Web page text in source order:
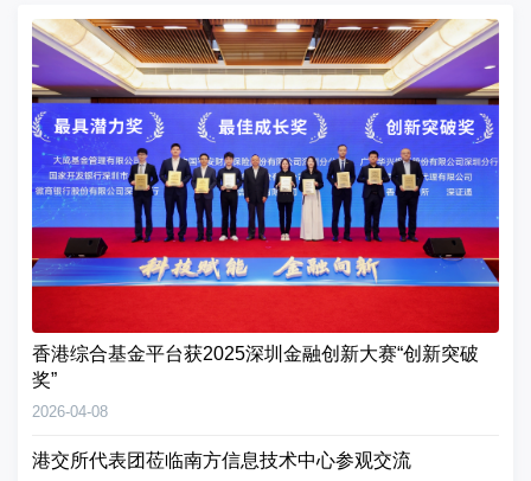
香港综合基金平台获2025深圳金融创新大赛“创新突破
奖”
2026-04-08
港交所代表团莅临南方信息技术中心参观交流